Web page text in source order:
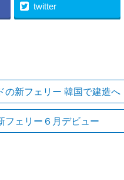
twitter
の新フェリー 韓国で建造へ
フェリー６月デビュー